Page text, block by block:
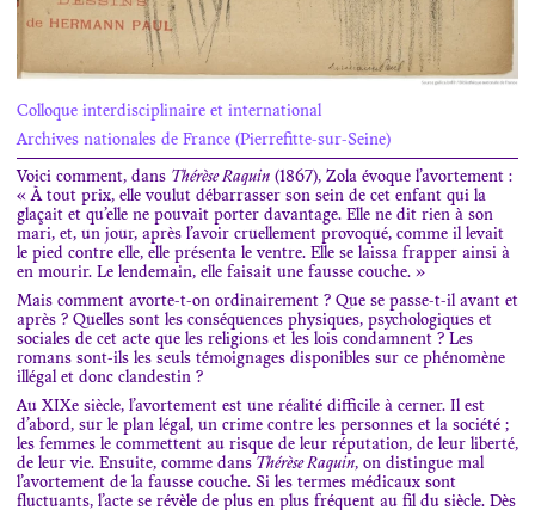
Colloque interdisciplinaire et international
Archives nationales de France (Pierrefitte-sur-Seine)
Voici comment, dans Thérèse Raquin (1867), Zola évoque l’avortement :
« À tout prix, elle voulut débarrasser son sein de cet enfant qui la
glaçait et qu’elle ne pouvait porter davantage. Elle ne dit rien à son
mari, et, un jour, après l’avoir cruellement provoqué, comme il levait
le pied contre elle, elle présenta le ventre. Elle se laissa frapper ainsi à
en mourir. Le lendemain, elle faisait une fausse couche. »
Mais comment avorte-t-on ordinairement ? Que se passe-t-il avant et
après ? Quelles sont les conséquences physiques, psychologiques et
sociales de cet acte que les religions et les lois condamnent ? Les
romans sont-ils les seuls témoignages disponibles sur ce phénomène
illégal et donc clandestin ?
Au XIXe siècle, l’avortement est une réalité difficile à cerner. Il est
d’abord, sur le plan légal, un crime contre les personnes et la société ;
les femmes le commettent au risque de leur réputation, de leur liberté,
de leur vie. Ensuite, comme dans Thérèse Raquin, on distingue mal
l’avortement de la fausse couche. Si les termes médicaux sont
fluctuants, l’acte se révèle de plus en plus fréquent au fil du siècle. Dès